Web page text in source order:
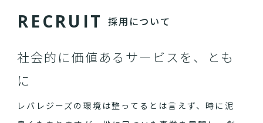
RECRU IT 採用について
社会的に価値あるサービスを、とも
に
レバレジーズの環境は整ってるとは言えず、時に泥